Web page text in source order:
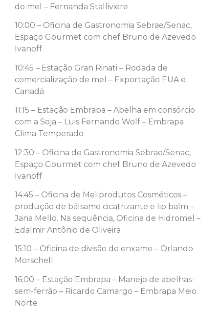
do mel – Fernanda Stalliviere
10:00 – Oficina de Gastronomia Sebrae/Senac,
Espaço Gourmet com chef Bruno de Azevedo
Ivanoff
10:45 – Estação Gran Rinati – Rodada de
comercialização de mel – Exportação EUA e
Canadá
11:15 – Estação Embrapa – Abelha em consórcio
com a Soja – Luis Fernando Wolf – Embrapa
Clima Temperado
12:30 – Oficina de Gastronomia Sebrae/Senac,
Espaço Gourmet com chef Bruno de Azevedo
Ivanoff
14:45 – Oficina de Meliprodutos Cosméticos –
produção de bálsamo cicatrizante e lip balm –
Jana Mello. Na sequência, Oficina de Hidromel –
Edalmir Antônio de Oliveira
15:10 – Oficina de divisão de enxame – Orlando
Morschell
16:00 – Estação Embrapa – Manejo de abelhas-
sem-ferrão – Ricardo Camargo – Embrapa Meio
Norte